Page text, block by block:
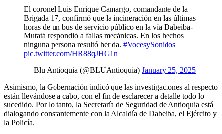
El coronel Luis Enrique Camargo, comandante de la
Brigada 17, confirmó que la incineración en las últimas
horas de un bus de servicio público en la vía Dabeiba-
Mutatá respondió a fallas mecánicas. En los hechos
ninguna persona resultó herida. #VocesySonidos
pic.twitter.com/HR88qJHG1n
— Blu Antioquia (@BLUAntioquia) January 25, 2025
Asimismo, la Gobernación indicó que las investigaciones al respecto
están llevándose a cabo, con el fin de esclarecer a detalle todo lo
sucedido. Por lo tanto, la Secretaría de Seguridad de Antioquia está
dialogando constantemente con la Alcaldía de Dabeiba, el Ejército y
la Policía.